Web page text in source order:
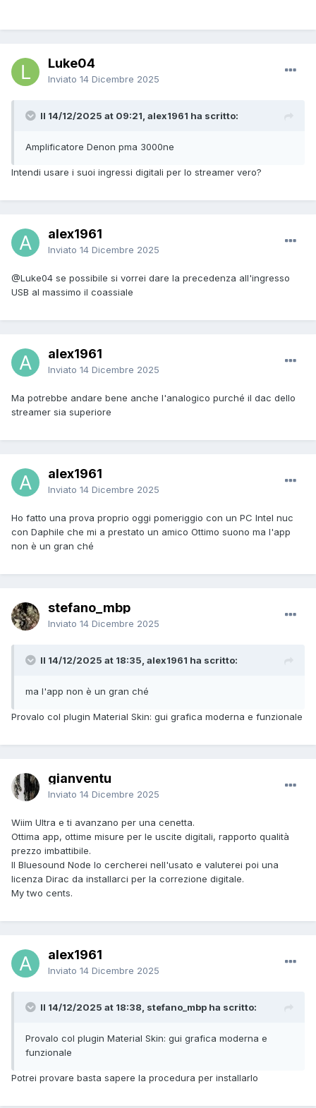
Luke04
Inviato 14 Dicembre 2025
Il 14/12/2025 at 09:21, alex1961 ha scritto:
Amplificatore Denon pma 3000ne
Intendi usare i suoi ingressi digitali per lo streamer vero?
alex1961
Inviato 14 Dicembre 2025
@Luke04 se possibile si vorrei dare la precedenza all'ingresso
USB al massimo il coassiale
alex1961
Inviato 14 Dicembre 2025
Ma potrebbe andare bene anche l'analogico purché il dac dello
streamer sia superiore
alex1961
Inviato 14 Dicembre 2025
Ho fatto una prova proprio oggi pomeriggio con un PC Intel nuc
con Daphile che mi a prestato un amico Ottimo suono ma l'app
non è un gran ché
stefano_mbp
Inviato 14 Dicembre 2025
Il 14/12/2025 at 18:35, alex1961 ha scritto:
ma l'app non è un gran ché
Provalo col plugin Material Skin: gui grafica moderna e funzionale
gianventu
Inviato 14 Dicembre 2025
Wiim Ultra e ti avanzano per una cenetta.
Ottima app, ottime misure per le uscite digitali, rapporto qualità
prezzo imbattibile.
Il Bluesound Node lo cercherei nell'usato e valuterei poi una
licenza Dirac da installarci per la correzione digitale.
My two cents.
alex1961
Inviato 14 Dicembre 2025
Il 14/12/2025 at 18:38, stefano_mbp ha scritto:
Provalo col plugin Material Skin: gui grafica moderna e
funzionale
Potrei provare basta sapere la procedura per installarlo